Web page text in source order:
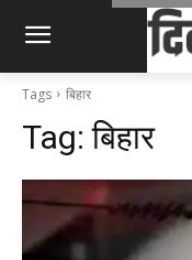
Tags बिहार
Tag:बिहार